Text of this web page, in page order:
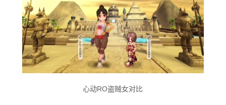
七王室之谜
梦幻之岛
心动RO盗贼女对比